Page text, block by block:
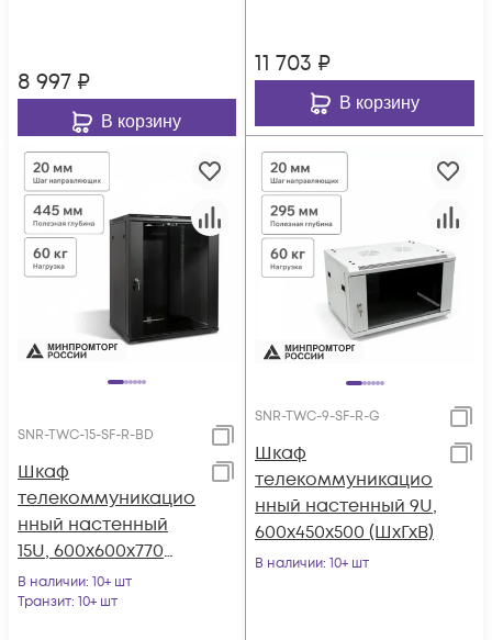
8 997 ₽
В корзину
11 703 ₽
В корзину
SNR-TWC-15-SF-R-BD
Шкаф
телекоммуникацио
нный настенный
15U, 600х600х770
(ШхГхВ)
В наличии: 10+ шт
Транзит: 10+ шт
SNR-TWC-9-SF-R-G
Шкаф
телекоммуникацио
нный настенный 9U,
600х450х500 (ШхГхВ)
В наличии: 10+ шт